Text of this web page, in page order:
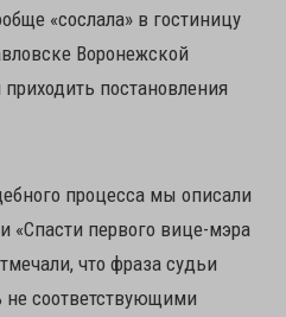
«сослала» в гостиницу
Воронежской
постановления
процесса мы описали
«Спасти первого вице-мэра
что фраза судьи
соответствующими